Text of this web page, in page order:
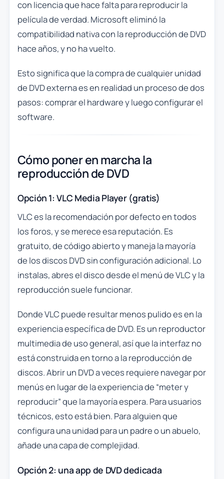
con licencia que hace falta para reproducir la
película de verdad. Microsoft eliminó la
compatibilidad nativa con la reproducción de DVD
hace años, y no ha vuelto.
Esto significa que la compra de cualquier unidad
de DVD externa es en realidad un proceso de dos
pasos: comprar el hardware y luego configurar el
software.
Cómo poner en marcha la
reproducción de DVD
Opción 1: VLC Media Player (gratis)
VLC es la recomendación por defecto en todos
los foros, y se merece esa reputación. Es
gratuito, de código abierto y maneja la mayoría
de los discos DVD sin configuración adicional. Lo
instalas, abres el disco desde el menú de VLC y la
reproducción suele funcionar.
Donde VLC puede resultar menos pulido es en la
experiencia específica de DVD. Es un reproductor
multimedia de uso general, así que la interfaz no
está construida en torno a la reproducción de
discos. Abrir un DVD a veces requiere navegar por
menús en lugar de la experiencia de “meter y
reproducir” que la mayoría espera. Para usuarios
técnicos, esto está bien. Para alguien que
configura una unidad para un padre o un abuelo,
añade una capa de complejidad.
Opción 2: una app de DVD dedicada